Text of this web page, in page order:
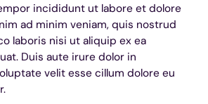
incididunt ut labore et dolore
ad minim veniam, quis nostrud
laboris nisi ut aliquip ex ea
Duis aute irure dolor in
velit esse cillum dolore eu